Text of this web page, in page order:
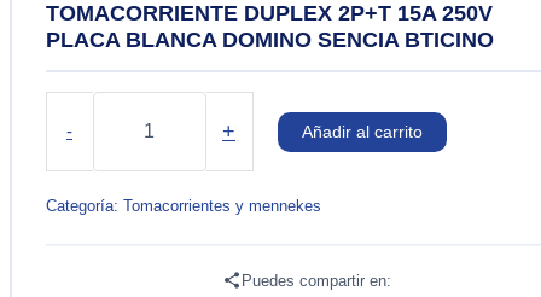
TOMACORRIENTE DUPLEX 2P+T 15A 250V
PLACA BLANCA DOMINO SENCIA BTICINO
-
15A
250V
+ Añadir al carrito
Categoría: Tomacorrientes y mennekes
Puedes compartir en: